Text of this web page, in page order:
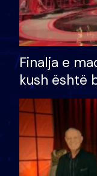
Finalja e
kush është
shtëpinë
të fituar